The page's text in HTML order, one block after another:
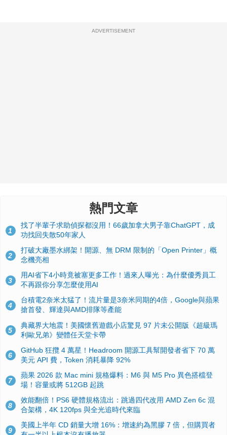
ADVERTISEMENT
熱門文章
1
找了半輩子求助偵探都沒用！66歲加拿大男子靠ChatGPT，成
功找回失散50年家人
2
打破大廠墨水綁架！開源、無 DRM 限制的「Open Printer」概
念機亮相
3
用AI省下4小時竟被塞更多工作！過來人曝光：為什麼優秀員工
不再跟你分享怎麼使用AI
4
台積電2奈米太猛了！流片量是3奈米同期的4倍，Google與蘋果
搶首發、輝達與AMD排隊等產能
5
典藏界大地震！美國懷舊遊戲小店驚見 97 片未公開版《超級瑪
利歐兄弟》變體任天堂卡帶
6
GitHub 狂攬 4 萬星！Headroom 開源工具幫開發者省下 70 萬
美元 API 費，Token 消耗暴降 92%
7
蘋果 2026 款 Mac mini 規格爆料：M6 與 M5 Pro 異色搭檔登
場！容量或將 512GB 起跳
8
效能翻倍！PS6 硬體規格流出：跳過四代改用 AMD Zen 6c 混
合架構，4K 120fps 與全光追時代來臨
9
美國上半年 CD 銷量大增 16%：增速約為黑膠 7 倍，但購買者